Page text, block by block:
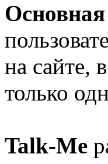
на сайте,
только
Talk-Me